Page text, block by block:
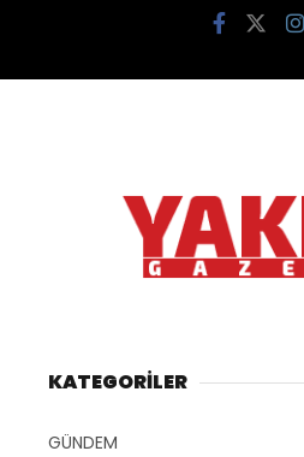
KATEGORİLER
GÜNDEM